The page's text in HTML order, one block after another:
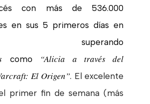
con más de 536.000
en sus 5 primeros días en
superando
como “Alicia a través del
El Origen”. El excelente
primer fin de semana (más